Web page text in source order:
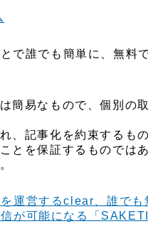
で誰でも簡単に、無料
簡易なもので、個別の
、記事化を約束するも
とを保証するものでは
運営するclear、誰でも
が可能になる「